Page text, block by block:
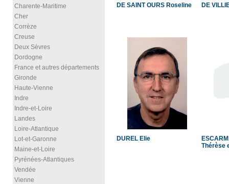
Charente-Maritime
Cher
Corrèze
Creuse
Deux Sèvres
Dordogne
France et autres départements
Gironde
Haute-Vienne
Indre
Indre-et-Loire
Landes
Loire-Atlantique
Lot-et-Garonne
Maine-et-Loire
Pyrénées-Atlantiques
Vendée
Vienne
DE SAINT OURS Roseline DE
DUREL Elie
Thérèse